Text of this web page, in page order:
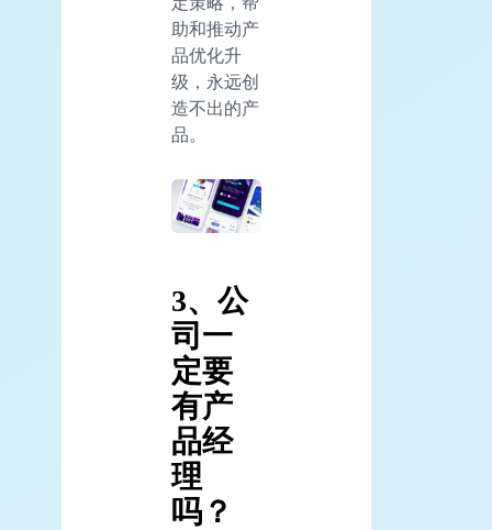
助和推动产
品优化升
级，永远创
造不出的产
品。
3、公
司一
定要
有产
品经
理
吗？